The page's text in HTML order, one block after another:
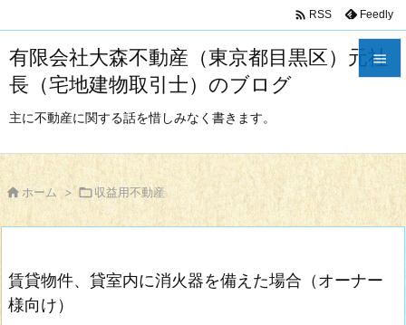
有限会社大森不動産（東京都目黒区）元社
長（宅地建物取引士）のブログ
主に不動産に関する話を惜しみなく書きます。

サイド

前へ

 RSS Feedly
 ホーム > 収益用不動産
賃貸物件、貸室内に消火器を備えた場合（オーナー
様向け）